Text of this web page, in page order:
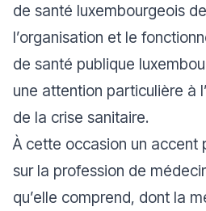
de santé luxembourgeois
l’organisation et le
de santé publique
une attention particulière à
de la crise sanitaire.
À cette occasion un accent
sur la profession de
qu’elle comprend, dont la